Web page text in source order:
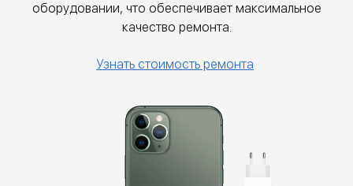
оборудовании, что обеспечивает максимальное
качество ремонта.
Узнать стоимость ремонта